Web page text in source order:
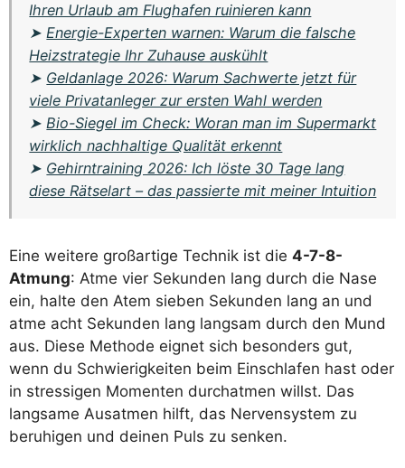
Ihren Urlaub am Flughafen ruinieren kann
➤Energie-Experten warnen: Warum die falsche
Heizstrategie Ihr Zuhause auskühlt
➤ Geldanlage 2026: Warum Sachwerte jetzt für
viele Privatanleger zur ersten Wahl werden
➤Bio-Siegel im Check: Woran man im Supermarkt
wirklich nachhaltige Qualität erkennt
➤ Gehirntraining 2026: Ich löste 30 Tage lang
diese Rätselart – das passierte mit meiner Intuition
Eine weitere großartige Technik ist die 4-7-8-
Atmung: Atme vier Sekunden lang durch die Nase
ein, halte den Atem sieben Sekunden lang an und
atme acht Sekunden lang langsam durch den Mund
aus. Diese Methode eignet sich besonders gut,
wenn du Schwierigkeiten beim Einschlafen hast oder
in stressigen Momenten durchatmen willst. Das
langsame Ausatmen hilft, das Nervensystem zu
beruhigen und deinen Puls zu senken.